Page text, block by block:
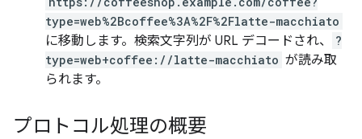
type=web%2Bcoffee%3A%2F%2Flatte-macchiato
に移動します。検索文字列が URL デコードされ、
?
type=web+coffee://latte-macchiato が読み取
られます。
プロトコル処理の概要